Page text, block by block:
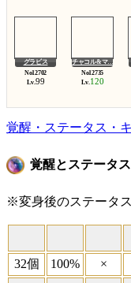
グラビス チャコル&マ…
Lv. 99 Lv. 120
覚醒・ステータス・
覚醒とステータス
※変身後のステータ
32個 100% ×